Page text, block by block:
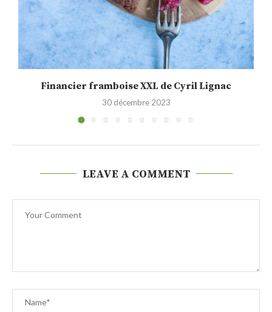
Financier framboise XXL de Cyril Lignac
30 décembre 2023
LEAVE A COMMENT